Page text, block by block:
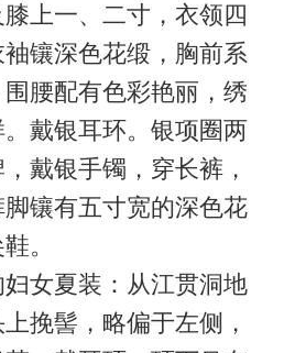
上一、二寸，衣领四
镶深色花缎，胸前系
腰配有色彩艳丽，绣
戴银耳环。银项圈两
戴银手镯，穿长裤，
镶有五寸宽的深色花
。
女夏装：从江贯洞地
挽髻，略偏于左侧，